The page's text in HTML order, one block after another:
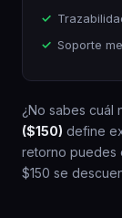
Soporte
¿No sabes cuál
($150) define
retorno puedes
$150 se